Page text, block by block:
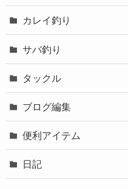
カレイ釣り
サバ釣り
タックル
ブログ編集
便利アイテム
日記